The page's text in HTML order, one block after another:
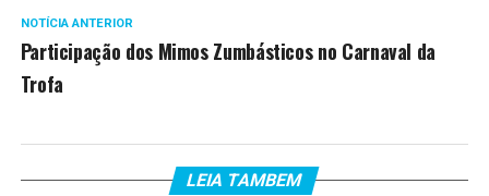
NOTÍCIA ANTERIOR
Participação dos Mimos Zumbásticos no Carnaval da
Trofa
LEIA TAMBEM